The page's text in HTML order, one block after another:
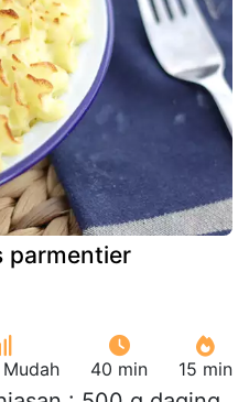
parmentier
40 min 15 min